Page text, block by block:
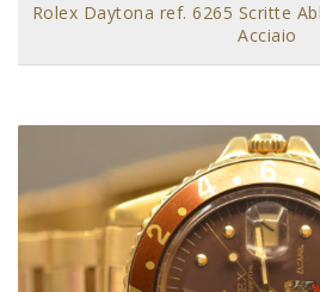
Rolex Daytona ref. 6265 Scritte
Acciaio